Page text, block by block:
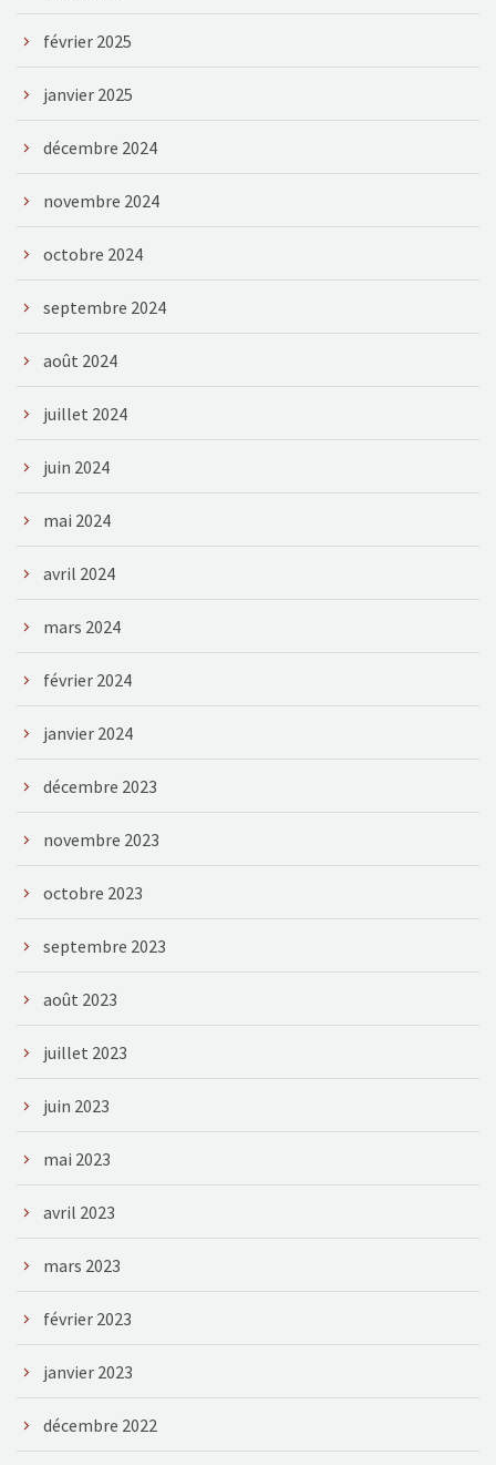
février 2025
janvier 2025
décembre 2024
novembre 2024
octobre 2024
septembre 2024
août 2024
juillet 2024
juin 2024
mai 2024
avril 2024
mars 2024
février 2024
janvier 2024
décembre 2023
novembre 2023
octobre 2023
septembre 2023
août 2023
juillet 2023
juin 2023
mai 2023
avril 2023
mars 2023
février 2023
janvier 2023
décembre 2022